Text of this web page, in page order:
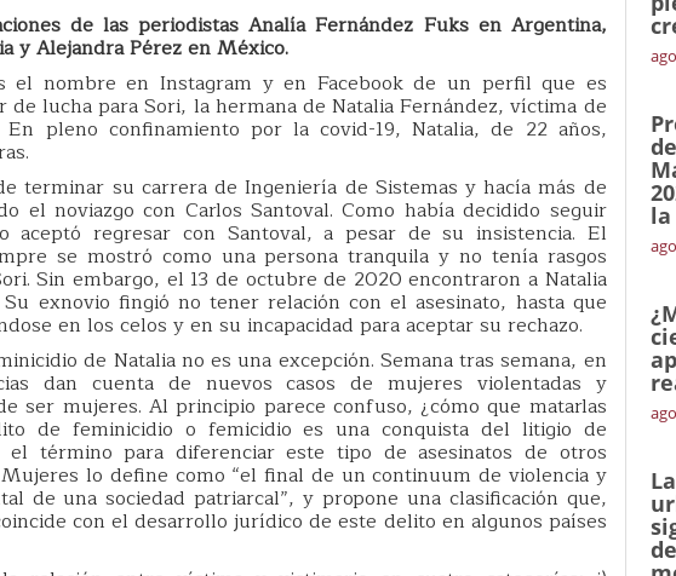
de las periodistas Analía Fernández Fuks en Argentina,
y Alejandra Pérez en México.
el nombre en Instagram y en Facebook de un perfil que es
de lucha para Sori, la hermana de Natalia Fernández, víctima de
pleno confinamiento por la covid-19, Natalia, de 22 años,
terminar su carrera de Ingeniería de Sistemas y hacía más de
el noviazgo con Carlos Santoval. Como había decidido seguir
aceptó regresar con Santoval, a pesar de su insistencia. El
se mostró como una persona tranquila y no tenía rasgos
Sin embargo, el 13 de octubre de 2020 encontraron a Natalia
exnovio fingió no tener relación con el asesinato, hasta que
en los celos y en su incapacidad para aceptar su rechazo.
de Natalia no es una excepción. Semana tras semana, en
dan cuenta de nuevos casos de mujeres violentadas y
ser mujeres. Al principio parece confuso, ¿cómo que matarlas
de feminicidio o femicidio es una conquista del litigio de
el término para diferenciar este tipo de asesinatos de otros
lo define como “el final de un continuum de violencia y
de una sociedad patriarcal”, y propone una clasificación que,
con el desarrollo jurídico de este delito en algunos países
la